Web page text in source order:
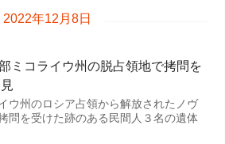
2022年12月8日
ミコライウ州の脱占領地で拷問を
ウ州のロシア占領から解放されたノヴ
問を受けた跡のある民間人３名の遺体